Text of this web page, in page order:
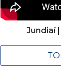
Jundiaí